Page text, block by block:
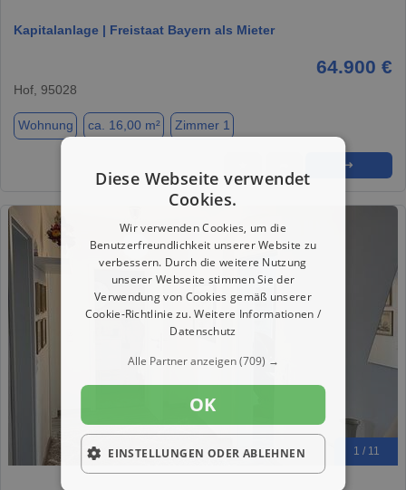
Kapitalanlage | Freistaat Bayern als Mieter
64.900 €
Hof, 95028
Wohnung ca. 16,00 m² Zimmer 1
➜
1 / 11
Diese Webseite verwendet
Cookies.
Wir verwenden Cookies, um die
Benutzerfreundlichkeit unserer Website zu
verbessern. Durch die weitere Nutzung
unserer Webseite stimmen Sie der
Verwendung von Cookies gemäß unserer
Cookie-Richtlinie zu.Weitere Informationen /
Datenschutz
Alle Partner anzeigen(709) →
OK
EINSTELLUNGEN ODER ABLEHNEN